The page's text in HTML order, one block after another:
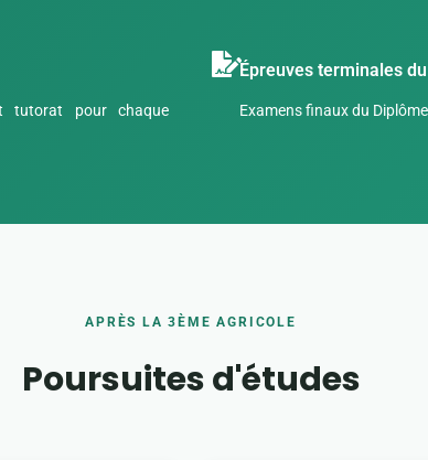
tutorat pour chaque
Épreuves terminales du
Examens finaux du
APRÈS LA 3ÈME AGRICOLE
Poursuites d'études